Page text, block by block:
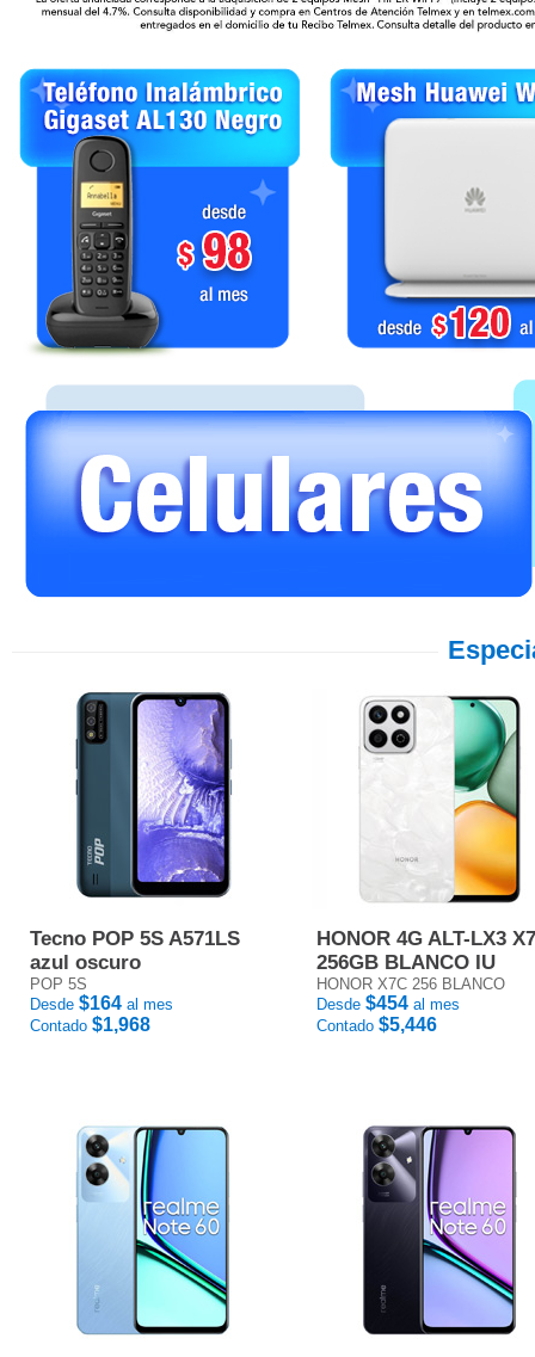
Tecno POP 5S A571LS
azul oscuro
POP 5S
Desde $164 al mes
Contado $1,968
HONOR 4G ALT-LX3
256GB BLANCO IU
HONOR X7C 256 BLANCO
Desde $454 al mes
Contado $5,446